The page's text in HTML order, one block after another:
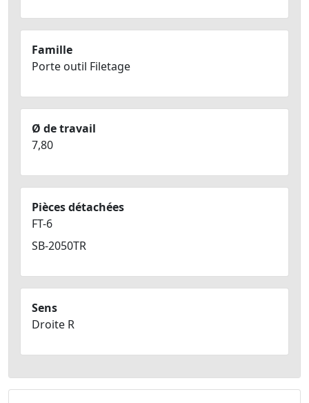
Famille
Porte outil Filetage
Ø de travail
7,80
Pièces détachées
FT-6
SB-2050TR
Sens
Droite R